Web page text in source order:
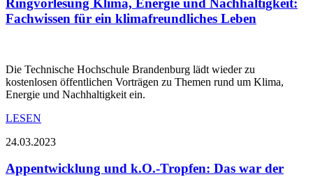
Ringvorlesung Klima, Energie und Nachhaltigkeit:
Fachwissen für ein klimafreundliches Leben
Die Technische Hochschule Brandenburg lädt wieder zu
kostenlosen öffentlichen Vorträgen zu Themen rund um Klima,
Energie und Nachhaltigkeit ein.
LESEN
24.03.2023
Appentwicklung und k.O.-Tropfen: Das war der